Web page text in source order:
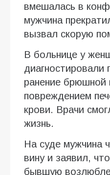
вмешалась в
мужчина
вызвал скорую
В больнице у
диагностировали
ранение брюшной
повреждением
крови. Врачи
жизнь.
На суде мужчина
вину и заявил,
бывшую